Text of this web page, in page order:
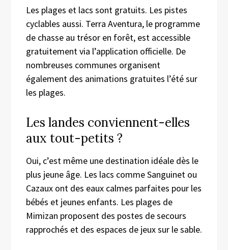
Les plages et lacs sont gratuits. Les pistes
cyclables aussi. Terra Aventura, le programme
de chasse au trésor en forêt, est accessible
gratuitement via l’application officielle. De
nombreuses communes organisent
également des animations gratuites l’été sur
les plages.
Les landes conviennent-elles
aux tout-petits ?
Oui, c’est même une destination idéale dès le
plus jeune âge. Les lacs comme Sanguinet ou
Cazaux ont des eaux calmes parfaites pour les
bébés et jeunes enfants. Les plages de
Mimizan proposent des postes de secours
rapprochés et des espaces de jeux sur le sable.